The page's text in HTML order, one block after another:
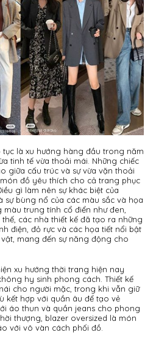
tục là xu hướng hàng đầu trong năm
tinh tế vừa thoải mái. Những chiếc
giữa cấu trúc và sự vừa vặn thoải
đồ yêu thích cho cả trang phục
gì làm nên sự khác biệt của
sự bùng nổ của các màu sắc và họa
trung tính cổ điển như đen,
các nhà thiết kế đã tạo ra những
điện, đỏ rực và các họa tiết nổi bật
mang đến sự năng động cho
xu hướng thời trang hiện nay
hy sinh phong cách. Thiết kế
cho người mặc, trong khi vẫn giữ
kết hợp với quần âu để tạo vẻ
áo thun và quần jeans cho phong
thượng, blazer oversized là món
với vô vàn cách phối đồ.